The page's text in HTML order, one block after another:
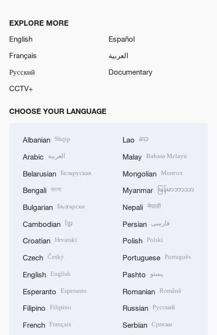
EXPLORE MORE
English
Español
Français
العربية
Русский
Documentary
CCTV+
CHOOSE YOUR LANGUAGE
Albanian Shqip
Arabic العربية
Belarusian Беларуская
Bengali বাংলা
Bulgarian Български
Cambodian ខ្មែរ
Croatian Hrvatski
Czech Český
English English
Esperanto Esperanto
Filipino Filipino
French Français
Lao ລາວ
Malay Bahasa Melayu
Mongolian Монгол
Myanmar မြန်မာဘာသာ
Nepali नेपाली
Persian فارسی
Polish Polski
Portuguese Português
Pashto پښتو
Romanian Română
Russian Русский
Serbian Српски